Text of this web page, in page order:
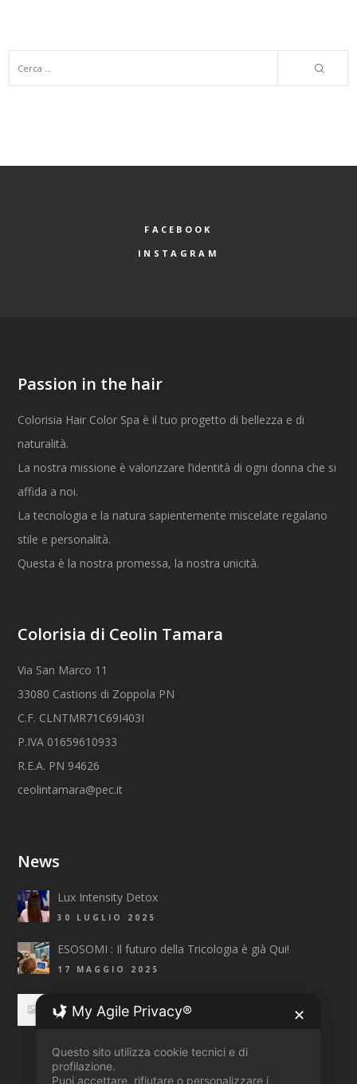
FACEBOOK
INSTAGRAM
Passion in the hair
Colorisia Hair Color Spa è il tuo progetto di bellezza e di
naturalità.
La nostra missione è valorizzare l’identità di ogni donna che si
affida a noi.
La tecnologia e la natura sapientemente miscelate regalano
stile e personalità.
Questa è la nostra promessa, la nostra unicità.
Colorisia di Ceolin Tamara
Via San Marco 11
33080 Castions di Zoppola PN
C.F. CLNTMR71C69I403I
P.IVA 01659610933
R.E.A. PN 94626
ceolintamara@pec.it
News
Lux Intensity Detox
30 LUGLIO 2025
ESOSOMI : Il futuro della Tricologia è già Qui!
17 MAGGIO 2025
Top Fashion Trends 2025 Primavera/Estate
3 APRILE 2025
My Agile Privacy® ✕
Questo sito utilizza cookie tecnici e di
profilazione.
Puoi accettare, rifiutare o personalizzare i